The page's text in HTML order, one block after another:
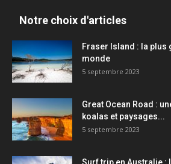
Notre choix d'articles
Fraser Island : la plus
monde
5 septembre 2023
Great Ocean Road :
koalas et paysages...
5 septembre 2023
Surf trip en Australie :